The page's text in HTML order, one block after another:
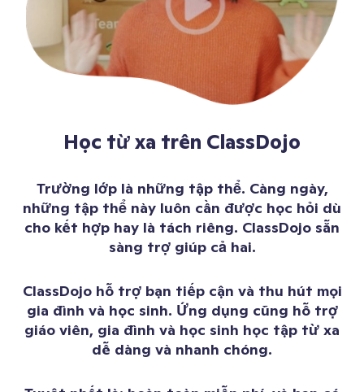
Học từ xa trên ClassDojo
Trường lớp là những tập thể. Càng ngày,
những tập thể này luôn cần được học hỏi dù
cho kết hợp hay là tách riêng. ClassDojo sẵn
sàng trợ giúp cả hai.
ClassDojo hỗ trợ bạn tiếp cận và thu hút mọi
gia đình và học sinh. Ứng dụng cũng hỗ trợ
giáo viên, gia đình và học sinh học tập từ xa
dễ dàng và nhanh chóng.